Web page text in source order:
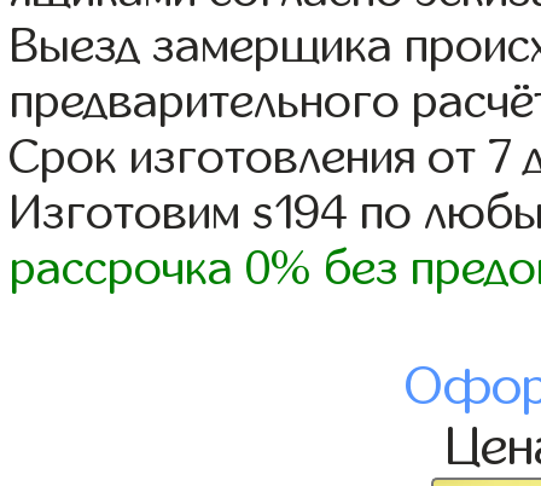
Выезд замерщика
предварительного
Срок изготовления от 7
Изготовим s194 по
рассрочка 0% без